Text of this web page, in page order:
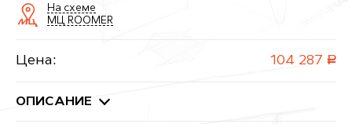
На схеме
МЦ ROOMER
Цена: 104 287 руб.
ОПИСАНИЕ